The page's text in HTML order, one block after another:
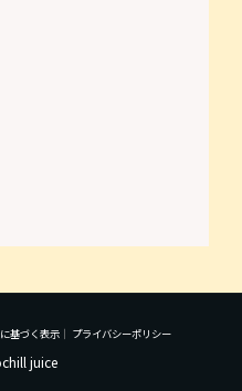
基づく表示｜ プライバシーポリシー
juice